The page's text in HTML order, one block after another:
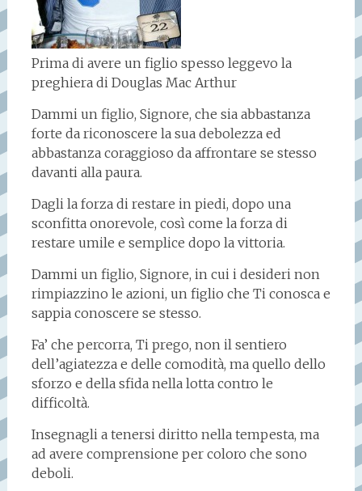
Prima di avere un figlio spesso leggevo la
preghiera di Douglas Mac Arthur
Dammi un figlio, Signore, che sia abbastanza
forte da riconoscere la sua debolezza ed
abbastanza coraggioso da affrontare se stesso
davanti alla paura.
Dagli la forza di restare in piedi, dopo una
sconfitta onorevole, così come la forza di
restare umile e semplice dopo la vittoria.
Dammi un figlio, Signore, in cui i desideri non
rimpiazzino le azioni, un figlio che Ti conosca e
sappia conoscere se stesso.
Fa’ che percorra, Ti prego, non il sentiero
dell’agiatezza e delle comodità, ma quello dello
sforzo e della sfida nella lotta contro le
difficoltà.
Insegnagli a tenersi diritto nella tempesta, ma
ad avere comprensione per coloro che sono
deboli.